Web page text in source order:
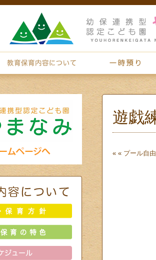
遊戯
« « プール自